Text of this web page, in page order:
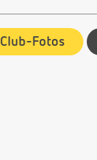
Club-Fotos